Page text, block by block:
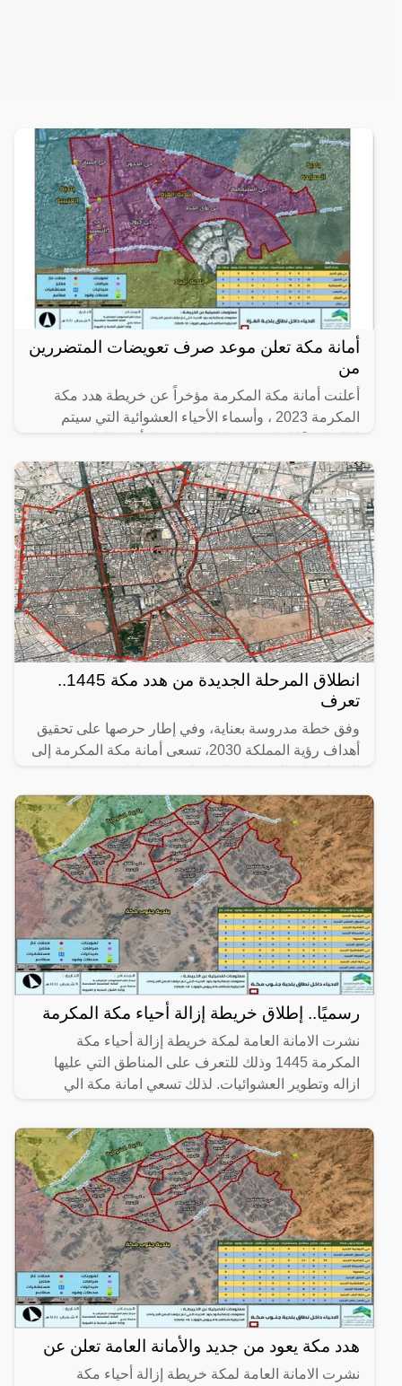
أمانة مكة تعلن موعد صرف تعويضات المتضررين
من
أعلنت أمانة مكة المكرمة مؤخراً عن خريطة هدد مكة
المكرمة 2023 ، وأسماء الأحياء العشوائية التي سيتم
المقدسة
انطلاق المرحلة الجديدة من هدد مكة 1445..
تعرف
وفق خطة مدروسة بعناية، وفي إطار حرصها على تحقيق
أهداف رؤية المملكة 2030، تسعى أمانة مكة المكرمة إلى
تطوير
رسميًا.. إطلاق خريطة إزالة أحياء مكة المكرمة
نشرت الامانة العامة لمكة خريطة إزالة أحياء مكة
المكرمة 1445 وذلك للتعرف على المناطق التي عليها
ازاله وتطوير العشوائيات. لذلك تسعي امانة مكة الي
هدد مكة يعود من جديد والأمانة العامة تعلن عن
نشرت الامانة العامة لمكة خريطة إزالة أحياء مكة